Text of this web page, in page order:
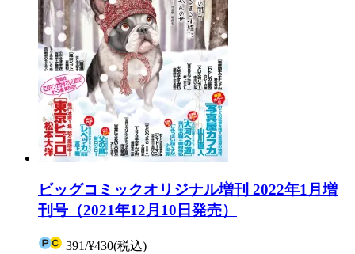
ビッグコミックオリジナル増刊 2022年1月増
刊号（2021年12月10日発売）
391/¥430(税込)